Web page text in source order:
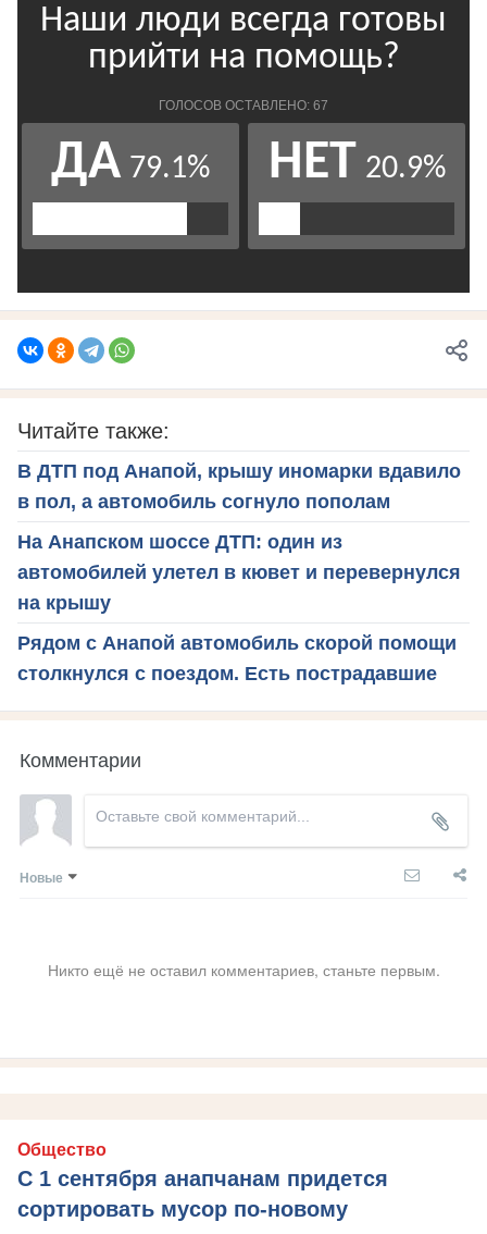
Читайте также:
В ДТП под Анапой, крышу иномарки вдавило
в пол, а автомобиль согнуло пополам
На Анапском шоссе ДТП: один из
автомобилей улетел в кювет и перевернулся
на крышу
Рядом с Анапой автомобиль скорой помощи
столкнулся с поездом. Есть пострадавшие
Комментарии
Новые
Никто ещё не оставил комментариев, станьте первым.
Общество
С 1 сентября анапчанам придется
сортировать мусор по-новому